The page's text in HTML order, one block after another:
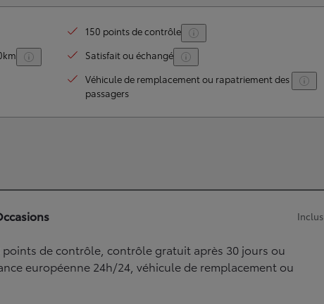
150 points de contrôle
Satisfait ou échangé
Véhicule de remplacement ou rapatriement des
passagers
Inclus
points de contrôle, contrôle gratuit après 30 jours ou
européenne 24h/24, véhicule de remplacement ou